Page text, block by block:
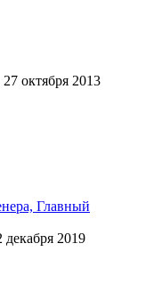
27 октября 2013
Главный
декабря 2019